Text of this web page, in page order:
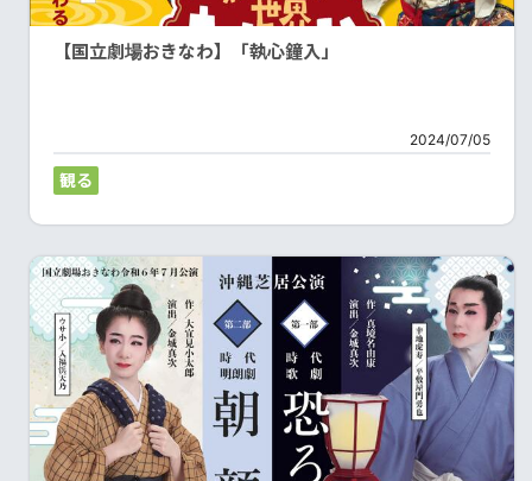
【国立劇場おきなわ】「執心鐘入」
2024/07/05
観る